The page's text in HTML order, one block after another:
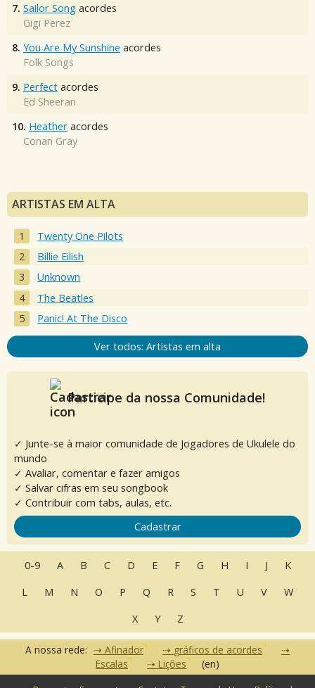
7. Sailor Song acordes
Gigi Perez
8. You Are My Sunshine acordes
Folk Songs
9. Perfect acordes
Ed Sheeran
10. Heather acordes
Conan Gray
ARTISTAS EM ALTA
Twenty One Pilots
Billie Eilish
Unknown
The Beatles
Panic! At The Disco
Ver todos: Artistas em alta
Participe da nossa Comunidade!
✓ Junte-se à maior comunidade de Jogadores de Ukulele do
mundo
✓ Avaliar, comentar e fazer amigos
✓ Salvar cifras em seu songbook
✓ Contribuir com tabs, aulas, etc.
Cadastrar
0-9 A B C D E F G H I J
K
L
M N O P Q R S T U V
W
X
Y Z
A nossa rede: Afinador
gráficos de acordes
Escalas
Lições (en)